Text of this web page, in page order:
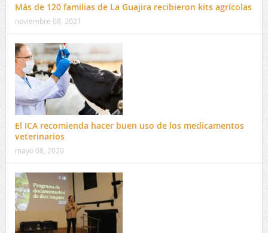
Más de 120 familias de La Guajira recibieron kits agrícolas
noviembre 08, 2021
El ICA recomienda hacer buen uso de los medicamentos
veterinarios
mayo 08, 2020